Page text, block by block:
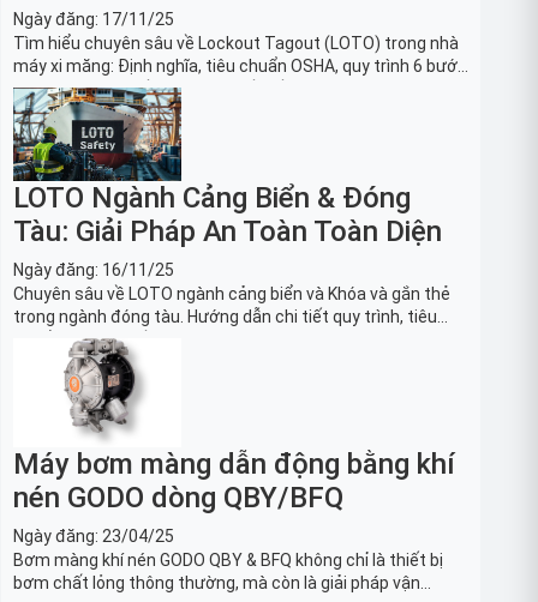
Ngày đăng: 17/11/25
Tìm hiểu chuyên sâu về Lockout Tagout (LOTO) trong nhà
máy xi măng: Định nghĩa, tiêu chuẩn OSHA, quy trình 6 bước
và danh sách thiết bị LOTO thiết yếu. Giải pháp bảo trì lò
nung, máy nghiền an toàn.
LOTO Ngành Cảng Biển & Đóng
Tàu: Giải Pháp An Toàn Toàn Diện
Ngày đăng: 16/11/25
Chuyên sâu về LOTO ngành cảng biển và Khóa và gắn thẻ
trong ngành đóng tàu. Hướng dẫn chi tiết quy trình, tiêu
chuẩn OSHA, thiết bị và Giải pháp LOTO trong công nghiệp
đóng tàu toàn diện.
Máy bơm màng dẫn động bằng khí
nén GODO dòng QBY/BFQ
Ngày đăng: 23/04/25
Bơm màng khí nén GODO QBY & BFQ không chỉ là thiết bị
bơm chất lỏng thông thường, mà còn là giải pháp vận